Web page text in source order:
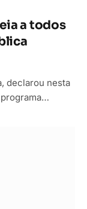
a todos
declarou nesta